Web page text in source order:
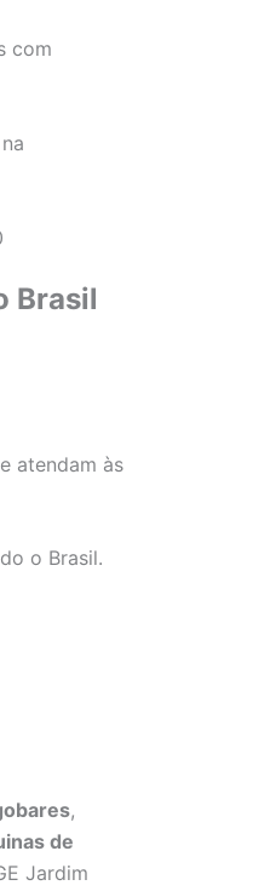
com
Brasil
atendam às
o Brasil.
,
de
Jardim